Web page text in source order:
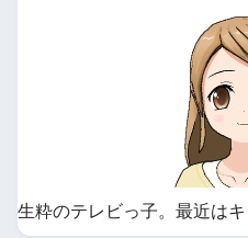
生粋のテレビっ子。最近はキ